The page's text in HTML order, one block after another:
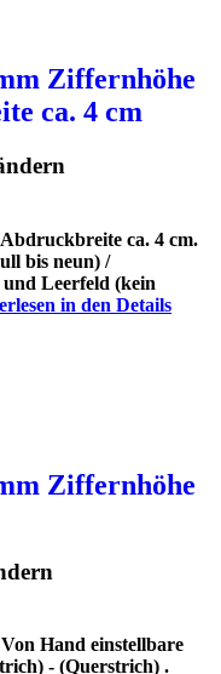
Ziffernhöhe
ca. 4 cm
ca. 4 cm.
bis neun) /
Leerfeld (kein
in den Details
Ziffernhöhe
Hand einstellbare
- (Querstrich) .